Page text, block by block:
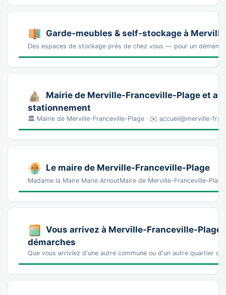
Garde-meubles & self-stockage à
Des espaces de stockage près de chez vous — pour un
Mairie de Merville-Franceville-Plage et
stationnement
🏛️ Mairie de Merville-Franceville-Plage · ✉️ accueil@merville-
Le maire de Merville-Franceville-Plage
Madame la Maire Marie ArnoutMaire de Merville-Franceville-
Vous arrivez à Merville-Franceville-Plage
démarches
Que vous arriviez d'une autre commune ou d'un autre quartier